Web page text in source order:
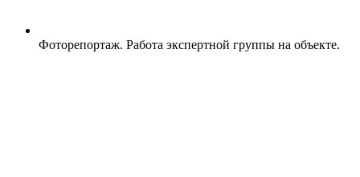
Фоторепортаж. Работа экспертной группы на объекте.